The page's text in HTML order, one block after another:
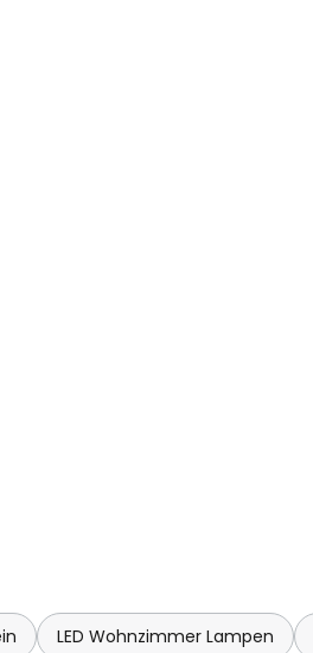
die Wandleuchte nicht nur
Beleuchtung. Die runde
in verschiedene
vielseitigen Element für eine
LED Wohnzimmer Lampen